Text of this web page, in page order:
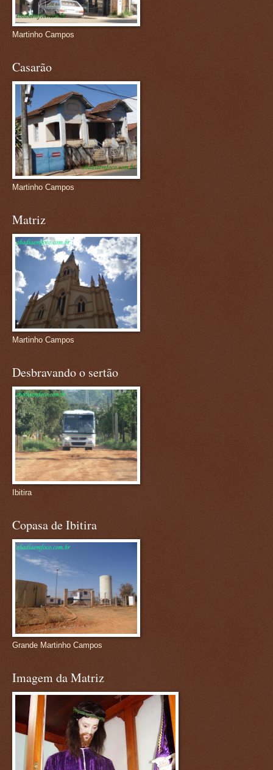
Martinho Campos
Casarão
Martinho Campos
Matriz
Martinho Campos
Desbravando o sertão
Ibitira
Copasa de Ibitira
Grande Martinho Campos
Imagem da Matriz